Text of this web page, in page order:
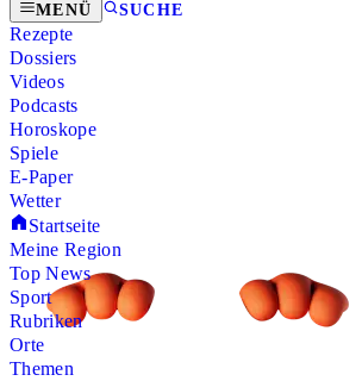
MENÜ SUCHE
Rezepte
Dossiers
Videos
Podcasts
Horoskope
Spiele
E-Paper
Wetter
Startseite
Meine Region
Top News
Sport
Rubriken
Orte
Themen